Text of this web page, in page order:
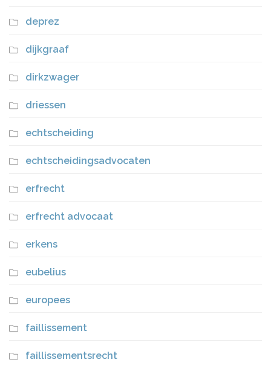
deprez
dijkgraaf
dirkzwager
driessen
echtscheiding
echtscheidingsadvocaten
erfrecht
erfrecht advocaat
erkens
eubelius
europees
faillissement
faillissementsrecht